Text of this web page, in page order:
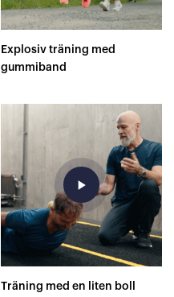
Explosiv träning med
gummiband
play_arrow
Träning med en liten boll